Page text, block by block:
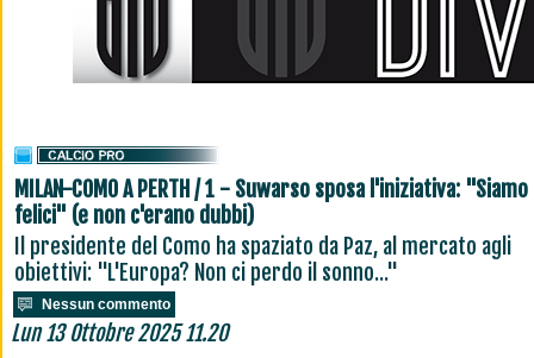
MILAN-COMO A PERTH / 1 - Suwarso sposa l'iniziativa: "Siamo
felici" (e non c'erano dubbi)
Il presidente del Como ha spaziato da Paz, al mercato agli
obiettivi: "L'Europa? Non ci perdo il sonno..."
Nessun commento
Lun 13 Ottobre 2025 11.20